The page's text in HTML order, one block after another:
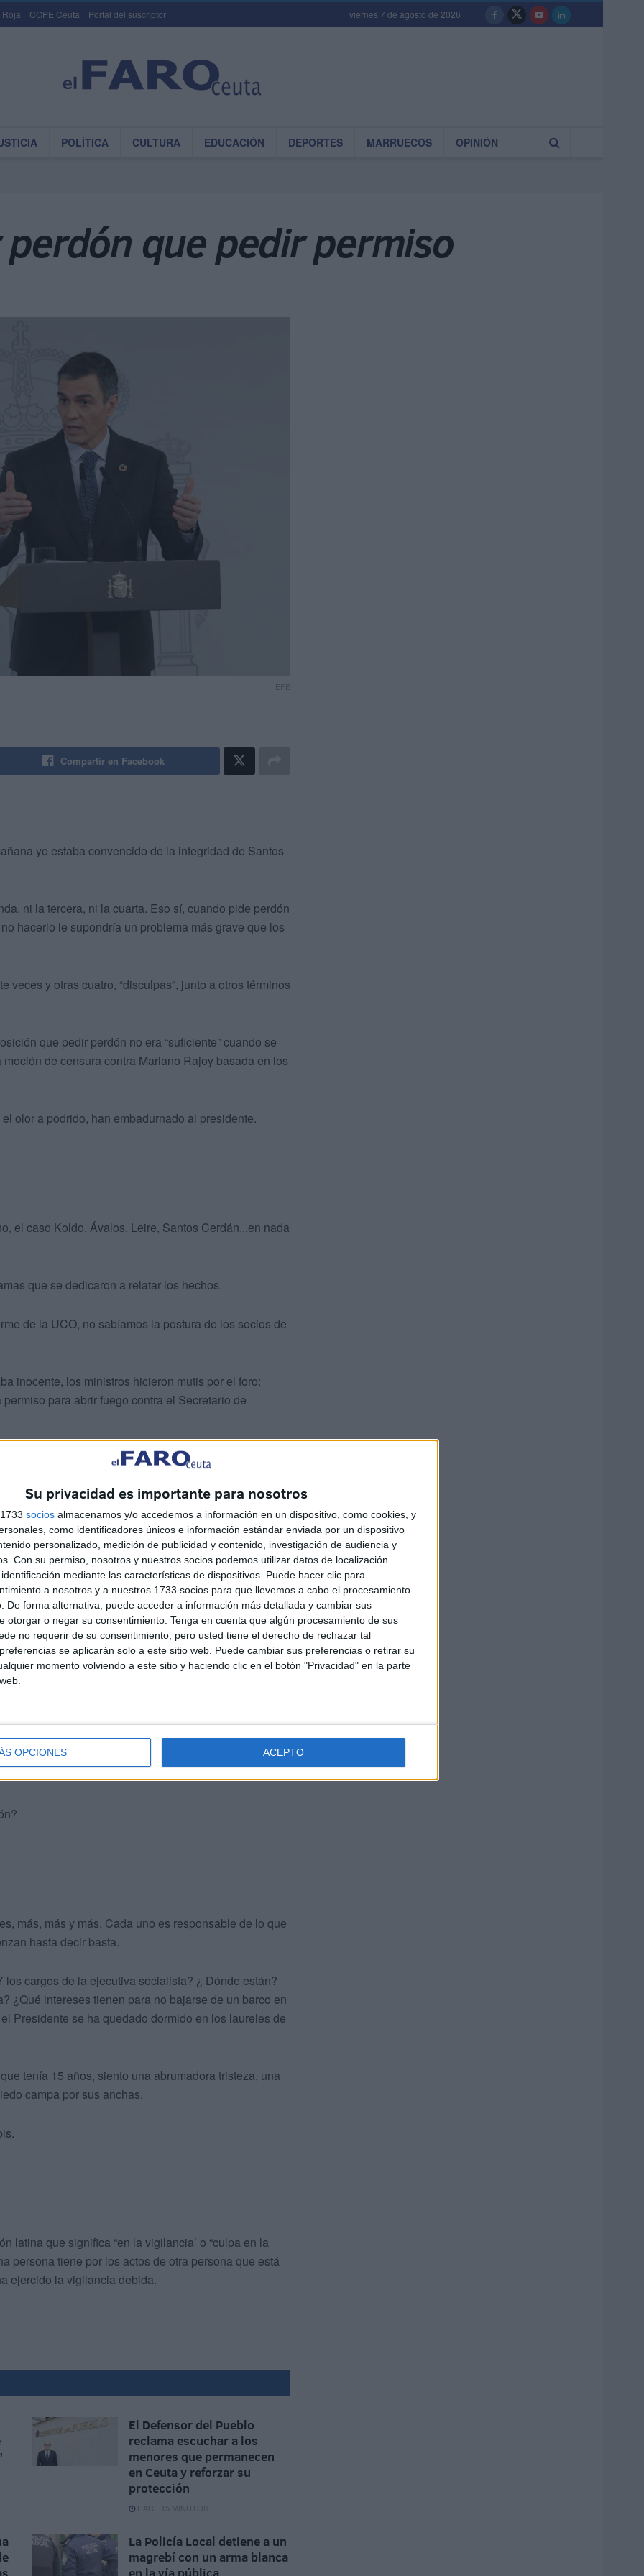
Su privacidad es importante para nosotros
socios almacenamos y/o accedemos a información en un dispositivo, como cookies, y
como identificadores únicos e información estándar enviada por un dispositivo
personalizado, medición de publicidad y contenido, investigación de audiencia y
Con su permiso, nosotros y nuestros socios podemos utilizar datos de localización
mediante las características de dispositivos. Puede hacer clic para
a nosotros y a nuestros 1733 socios para que llevemos a cabo el procesamiento
De forma alternativa, puede acceder a información más detallada y cambiar sus
otorgar o negar su consentimiento. Tenga en cuenta que algún procesamiento de sus
no requerir de su consentimiento, pero usted tiene el derecho de rechazar tal
se aplicarán solo a este sitio web. Puede cambiar sus preferencias o retirar su
momento volviendo a este sitio y haciendo clic en el botón "Privacidad" en la parte
OPCIONES ACEPTO
Roja COPE Ceuta Portal del suscriptor viernes 7 de agosto de 2026
POLÍTICA CULTURA EDUCACIÓN DEPORTES MARRUECOS OPINIÓN
que pedir permiso
EFE
Compartir en Facebook
yo estaba convencido de la integridad de Santos
ni la tercera, ni la cuarta. Eso sí, cuando pide perdón
hacerlo le supondría un problema más grave que los
veces y otras cuatro, “disculpas”, junto a otros términos
que pedir perdón no era “suficiente” cuando se
de censura contra Mariano Rajoy basada en los
olor a podrido, han embadurnado al presidente.
el caso Koldo. Ávalos, Leire, Santos Cerdán...en nada
que se dedicaron a relatar los hechos.
de la UCO, no sabíamos la postura de los socios de
inocente, los ministros hicieron mutis por el foro:
para abrir fuego contra el Secretario de
de la trama? ¿Y si es cierto que fue engañado por los
gustosamente? Démosle el beneficio de la duda. Aun
General socialista no debería convocar
¿Dónde estamos los que queremos cambiar el
justicia social, la libertad y los derechos humanos?
palmero, un fanático o un sectario no te hace más
del partido es una obligación moral si se entiende
las ideas que defendemos.
dentro del partido? ¿ Todos tenemos que vitorearlo
más, más y más. Cada uno es responsable de lo que
hasta decir basta.
cargos de la ejecutiva socialista? ¿ Dónde están?
¿Qué intereses tienen para no bajarse de un barco en
Presidente se ha quedado dormido en los laureles de
tenía 15 años, siento una abrumadora tristeza, una
campa por sus anchas.
latina que significa “en la vigilancia’ o “culpa en la
persona tiene por los actos de otra persona que está
ejercido la vigilancia debida.
El Defensor del Pueblo
reclama escuchar a los
menores que permanecen
en Ceuta y reforzar su
protección
HACE 15 MINUTOS
La Policía Local detiene a un
magrebí con un arma blanca